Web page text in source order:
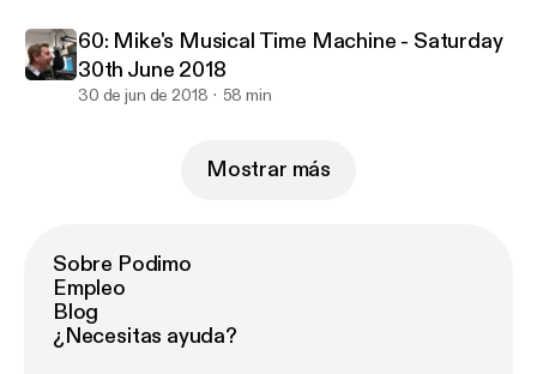
60: Mike's Musical Time Machine - Saturday
30th June 2018
30 de jun de 2018 58 min
Mostrar más
Sobre Podimo
Empleo
Blog
¿Necesitas ayuda?